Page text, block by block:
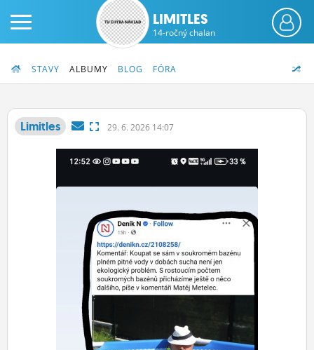
PRIHLÁS SA
ČINŽIAK
FÓRUM
STATUSY
BLOGY
OBRÁZKY
ĽUDIA
LIMITLES
14-ročný chalan
STAVY ALBUMY BLOG FÓRA
Limitles 29. 6. 2026 14:07